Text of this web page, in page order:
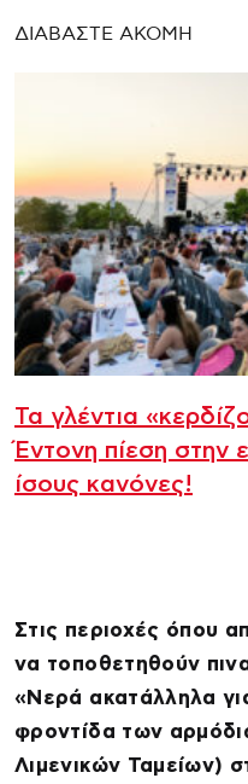
ΔΙΑΒΑΣΤΕ ΑΚΟΜΗ
Τα γλέντια
Έντονη πίεση στην
ίσους κανόνες!
Στις περιοχές όπου
να τοποθετηθούν
«Νερά ακατάλληλα
φροντίδα των
Λιμενικών Ταμείων)